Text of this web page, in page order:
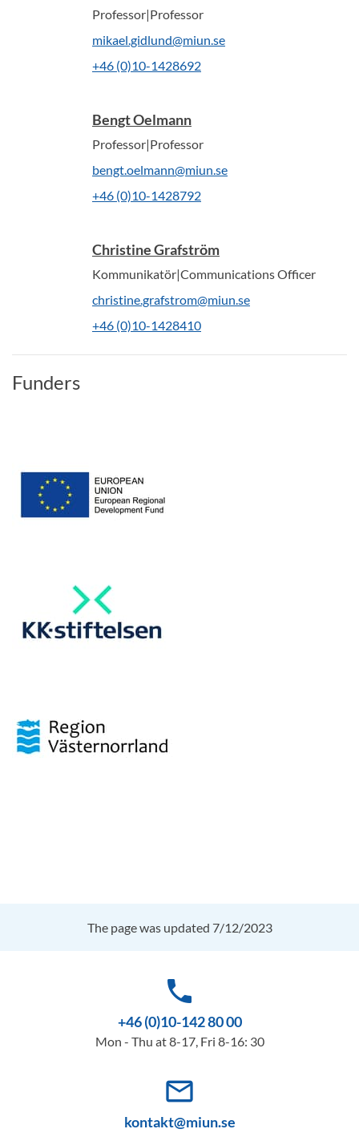
Professor|Professor
mikael.gidlund@miun.se
+46 (0)10-1428692
Bengt Oelmann
Professor|Professor
bengt.oelmann@miun.se
+46 (0)10-1428792
Christine Grafström
Kommunikatör|Communications Officer
christine.grafstrom@miun.se
+46 (0)10-1428410
Funders
The page was updated 7/12/2023
phone
+46 (0)10-142 80 00
Mon - Thu at 8-17, Fri 8-16: 30
mail_outline
kontakt@miun.se